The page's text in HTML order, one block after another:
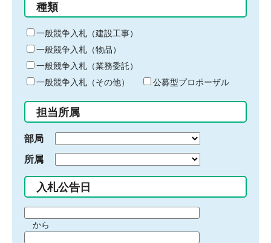
る
キ
ー
ワ
ー
ド
入
力
種類
一般競争入札（建設工事）
一般競争入札（物品）
一般競争入札（業務委託）
一般競争入札（その他）
公募型プロポーザル
担当所属
部局
所属
入札公告日
間から